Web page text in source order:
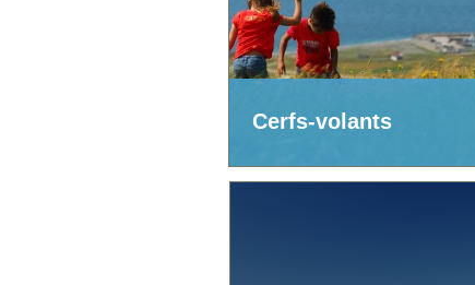
Cerfs-volants